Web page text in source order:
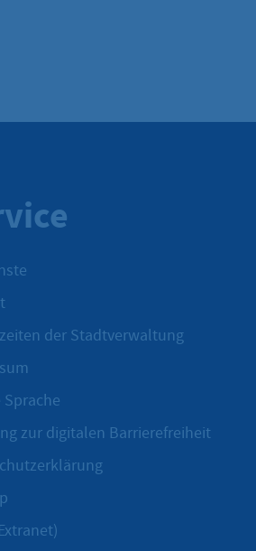
der Stadtverwaltung
Sprache
zur digitalen Barrierefreiheit